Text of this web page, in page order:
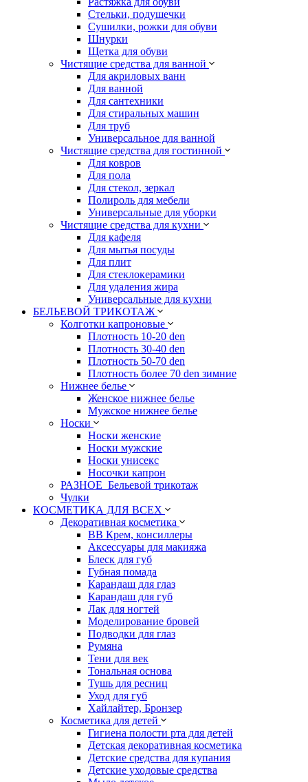
Стельки, подушечки
Сушилки, рожки для обуви
Шнурки
Щетка для обуви
Чистящие средства для ванной
Для акриловых ванн
Для ванной
Для сантехники
Для стиральных машин
Для труб
Универсальное для ванной
Чистящие средства для гостинной
Для ковров
Для пола
Для стекол, зеркал
Полироль для мебели
Универсальные для уборки
Чистящие средства для кухни
Для кафеля
Для мытья посуды
Для плит
Для стеклокерамики
Для удаления жира
Универсальные для кухни
БЕЛЬЕВОЙ ТРИКОТАЖ
Колготки капроновые
Плотность 10-20 den
Плотность 30-40 den
Плотность 50-70 den
Плотность более 70 den зимние
Нижнее белье
Женское нижнее белье
Мужское нижнее белье
Носки
Носки женские
Носки мужские
Носки унисекс
Носочки капрон
РАЗНОЕ_Бельевой трикотаж
Чулки
КОСМЕТИКА ДЛЯ ВСЕХ
Декоративная косметика
BB Крем, консиллеры
Аксессуары для макияжа
Блеск для губ
Губная помада
Карандаш для глаз
Карандаш для губ
Лак для ногтей
Моделирование бровей
Подводки для глаз
Румяна
Тени для век
Тональная основа
Тушь для ресниц
Уход для губ
Хайлайтер, Бронзер
Косметика для детей
Гигиена полости рта для детей
Детская декоративная косметика
Детские средства для купания
Детские уходовые средства